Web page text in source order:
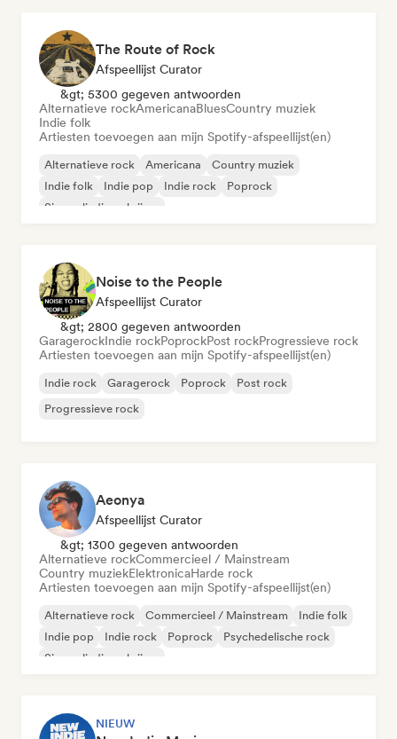
The Route of Rock
Afspeellijst Curator
&gt; 5300 gegeven antwoorden
Alternatieve rockAmericanaBluesCountry muziek
Indie folk
Artiesten toevoegen aan mijn Spotify-afspeellijst(en)
Alternatieve rock Americana
Country muziek
Indie folk
Indie pop Indie rock
Poprock
Singer-liedjesschrijver
Noise to the People
Afspeellijst Curator
&gt; 2800 gegeven antwoorden
GaragerockIndie rockPoprockPost rockProgressieve rock
Artiesten toevoegen aan mijn Spotify-afspeellijst(en)
Indie rock Garagerock Poprock
Post rock
Progressieve rock
Aeonya
Afspeellijst Curator
&gt; 1300 gegeven antwoorden
Alternatieve rockCommercieel / Mainstream
Country muziekElektronicaHarde rock
Artiesten toevoegen aan mijn Spotify-afspeellijst(en)
Alternatieve rock Commercieel / Mainstream
Indie folk
Indie pop
Indie rock Poprock
Psychedelische rock
Singer-liedjesschrijver
NIEUW